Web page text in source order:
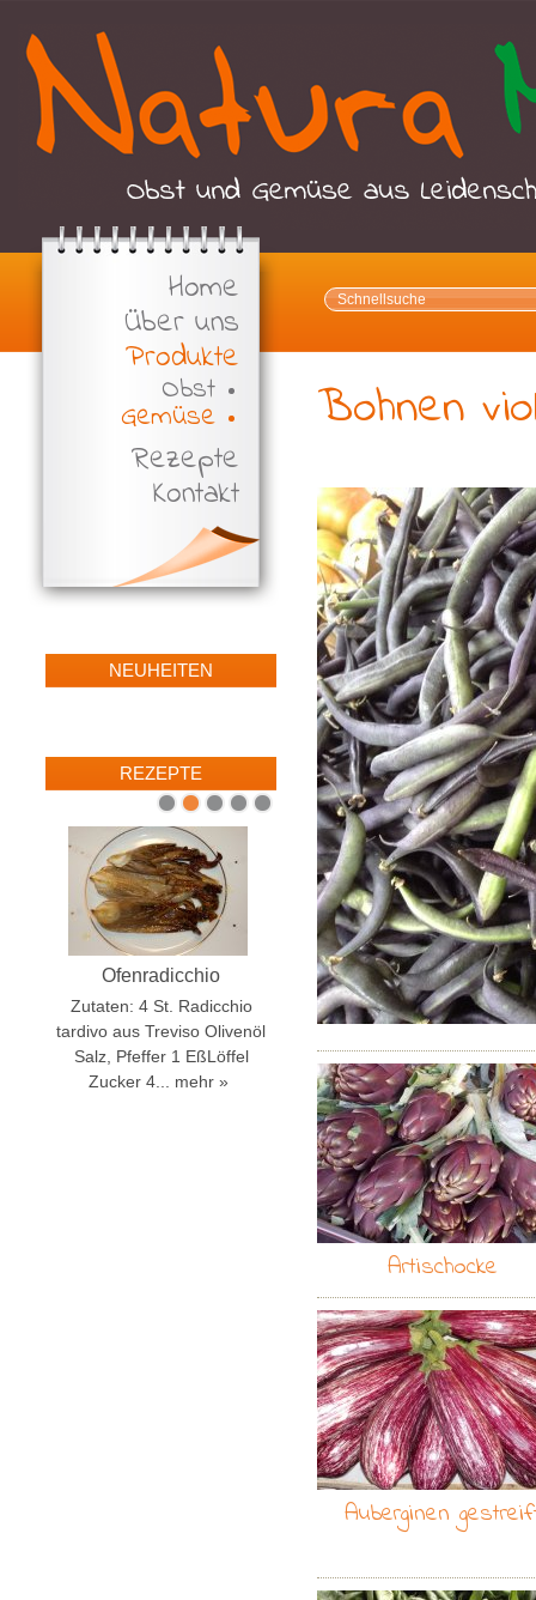
Home
Über uns
Produkte
Obst
Gemüse
Rezepte
Kontakt
NEUHEITEN
REZEPTE
1 2 3 4 5
Ofenradicchio
Zutaten: 4 St. Radicchio
tardivo aus Treviso Olivenöl
Salz, Pfeffer 1 EßLöffel
Zucker 4...
mehr »
Orecchiette mit Cimarapa
Zutaten für 4 Personen 360
gr. Orecchiette 400 gr. Cime di
rapa schon geputzt 4
Sardellenfilets in Öl...
Bohnen
Artischocke
Auberginen